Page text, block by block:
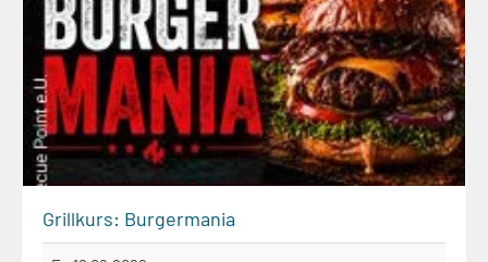
Grillkurs: Burgermania